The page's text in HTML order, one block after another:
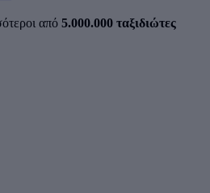
από 5.000.000 ταξιδιώτες